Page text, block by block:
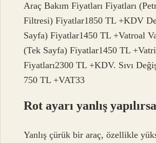
Araç Bakım Fiyatları Fiyatları
Filtresi) Fiyatlar1850 TL +KDV
Sayfa) Fiyatlar1450 TL +Vatroal
(Tek Sayfa) Fiyatlar1450 TL
Fiyatları2300 TL +KDV. Sıvı
750 TL +VAT33
Rot ayarı yanlış
Yanlış çürük bir araç, özellikle